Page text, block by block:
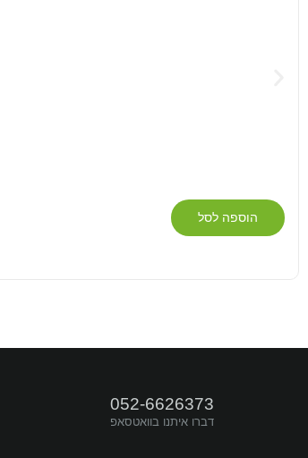
הוספה לסל
עקבו אחרינו
052-6626373
דברו איתנו בוואטסאפ